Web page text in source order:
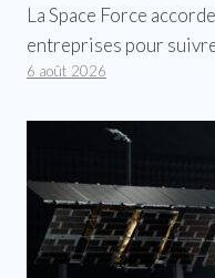
La Space Force
entreprises pour
6 août 2026